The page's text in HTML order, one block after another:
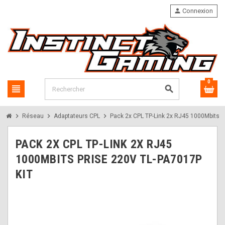
view_headline search
person Connexion
0
chevron_right Réseau chevron_right Adaptateurs CPL chevron_right Pack 2x CPL TP-Link 2x RJ45 1000Mbits
PACK 2X CPL TP-LINK 2X RJ45
1000MBITS PRISE 220V TL-PA7017P
KIT